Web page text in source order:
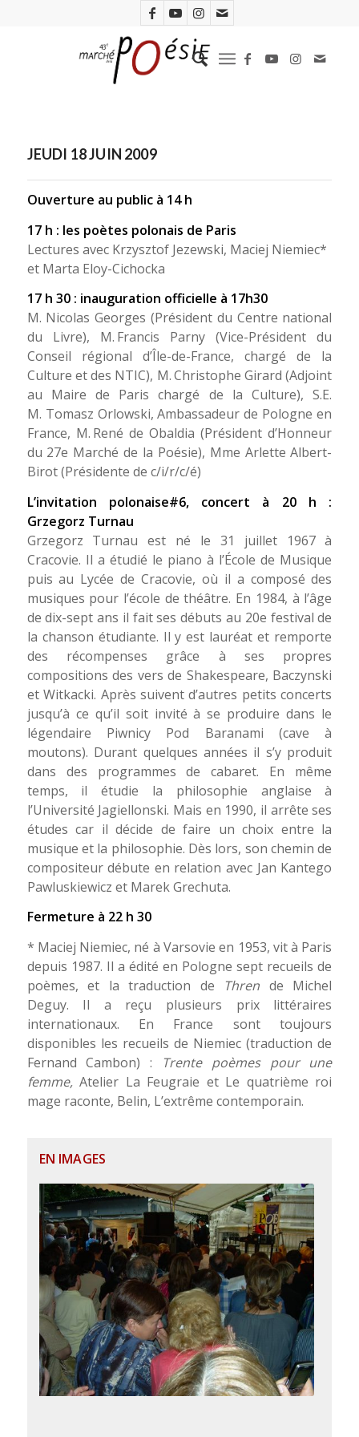
JEUDI 18 JUIN 2009
Ouverture au public à 14 h
17 h : les poètes polonais de Paris
Lectures avec Krzysztof Jezewski, Maciej Niemiec*
et Marta Eloy-Cichocka
17 h 30 : inauguration officielle à 17h30
M. Nicolas Georges (Président du Centre national
du Livre), M. Francis Parny (Vice-Président du
Conseil régional d’Île-de-France, chargé de la
Culture et des NTIC), M. Christophe Girard (Adjoint
au Maire de Paris chargé de la Culture), S.E.
M. Tomasz Orlowski, Ambassadeur de Pologne en
France, M. René de Obaldia (Président d’Honneur
du 27e Marché de la Poésie), Mme Arlette Albert-
Birot (Présidente de c/i/r/c/é)
L’invitation polonaise#6, concert à 20 h :
Grzegorz Turnau
Grzegorz Turnau est né le 31 juillet 1967 à
Cracovie. Il a étudié le piano à l’École de Musique
puis au Lycée de Cracovie, où il a composé des
musiques pour l’école de théâtre. En 1984, à l’âge
de dix-sept ans il fait ses débuts au 20e festival de
la chanson étudiante. Il y est lauréat et remporte
des récompenses grâce à ses propres
compositions des vers de Shakespeare, Baczynski
et Witkacki. Après suivent d’autres petits concerts
jusqu’à ce qu’il soit invité à se produire dans le
légendaire Piwnicy Pod Baranami (cave à
moutons). Durant quelques années il s’y produit
dans des programmes de cabaret. En même
temps, il étudie la philosophie anglaise à
l’Université Jagiellonski. Mais en 1990, il arrête ses
études car il décide de faire un choix entre la
musique et la philosophie. Dès lors, son chemin de
compositeur débute en relation avec Jan Kantego
Pawluskiewicz et Marek Grechuta.
Fermeture à 22 h 30
* Maciej Niemiec, né à Varsovie en 1953, vit à Paris
depuis 1987. Il a édité en Pologne sept recueils de
poèmes, et la traduction de Thren de Michel
Deguy. Il a reçu plusieurs prix littéraires
internationaux. En France sont toujours
disponibles les recueils de Niemiec (traduction de
Fernand Cambon) : Trente poèmes pour une
femme,Atelier La Feugraie et Le quatrième roi
mage raconte, Belin, L’extrême contemporain.
EN IMAGES